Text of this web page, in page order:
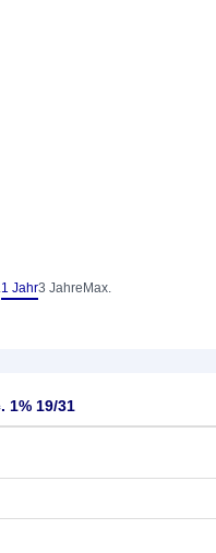
1 Jahr3 Jahre Max.
1% 19/31